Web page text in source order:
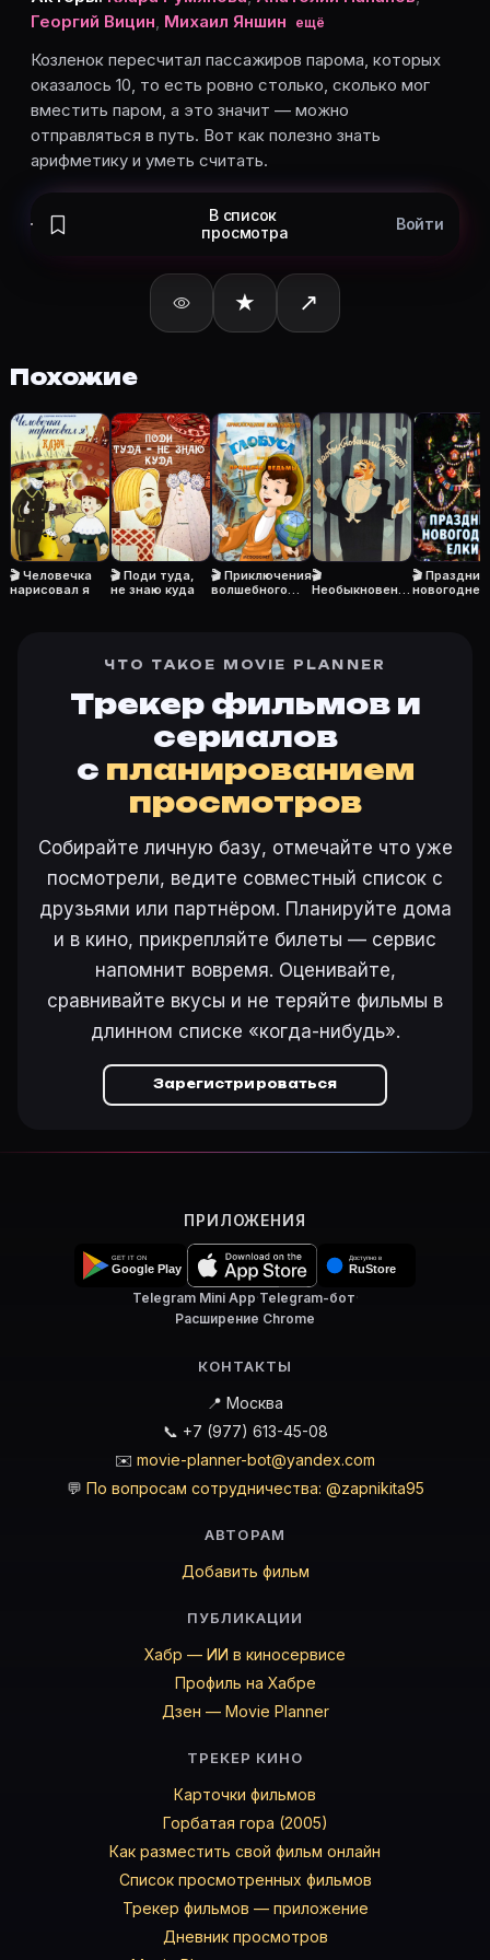
Козленок пересчитал пассажиров парома,
Какой рейтинг у «Козлёнок, который считал до
Рейтинг Кинопоиска ★ 7.7 — на странице
Как отслеживать «Козлёнок, который считал до
Откройте карточку «Козлёнок, который считал
Кто актёры в «Козлёнок, который считал до
Режиссёр — Владимир Дегтярев. В фильме
Откройте «Козлёнок, который считал до десяти
Ещё на Movie Planner
Другие карточки:
Войти в кабинет— сохранить «Козлёнок, который
Георгий Вицин Михаил Яншин ещё
Козленок пересчитал пассажиров парома, которых
оказалось 10, то есть ровно столько, сколько мог
вместить паром, а это значит — можно
отправляться в путь. Вот как полезно знать
арифметику и уметь считать.
В список
просмотра
Войти
★ ↗
Похожие
🎬 Человечка
нарисовал я
🎬 Поди туда,
не знаю куда
🎬 Приключения
волшебного
🎬
Необыкновенн
🎬 Праздник
новогодней
ЧТО ТАКОЕ MOVIE PLANNER
Трекер фильмов и
сериалов
с планированием
просмотров
Собирайте личную базу, отмечайте что уже
посмотрели, ведите совместный список с
друзьями или партнёром. Планируйте дома
и в кино, прикрепляйте билеты — сервис
напомнит вовремя. Оценивайте,
сравнивайте вкусы и не теряйте фильмы в
длинном списке «когда-нибудь».
Зарегистрироваться
ПРИЛОЖЕНИЯ
Telegram Mini App·Telegram-бот·
Расширение Chrome
КОНТАКТЫ
📍 Москва
📞 +7 (977) 613-45-08
✉️ movie-planner-bot@yandex.com
💬 По вопросам сотрудничества: @zapnikita95
АВТОРАМ
Добавить фильм
ПУБЛИКАЦИИ
Хабр — ИИ в киносервисе
Профиль на Хабре
Дзен — Movie Planner
ТРЕКЕР КИНО
Карточки фильмов
Горбатая гора (2005)
Как разместить свой фильм онлайн
Список просмотренных фильмов
Трекер фильмов — приложение
Дневник просмотров